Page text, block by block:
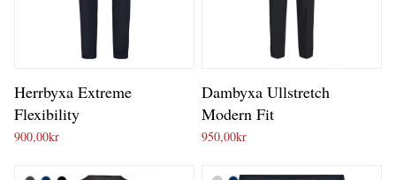
Herrbyxa Extreme
Flexibility
900,00kr
Dambyxa Ullstretch
Modern Fit
950,00kr